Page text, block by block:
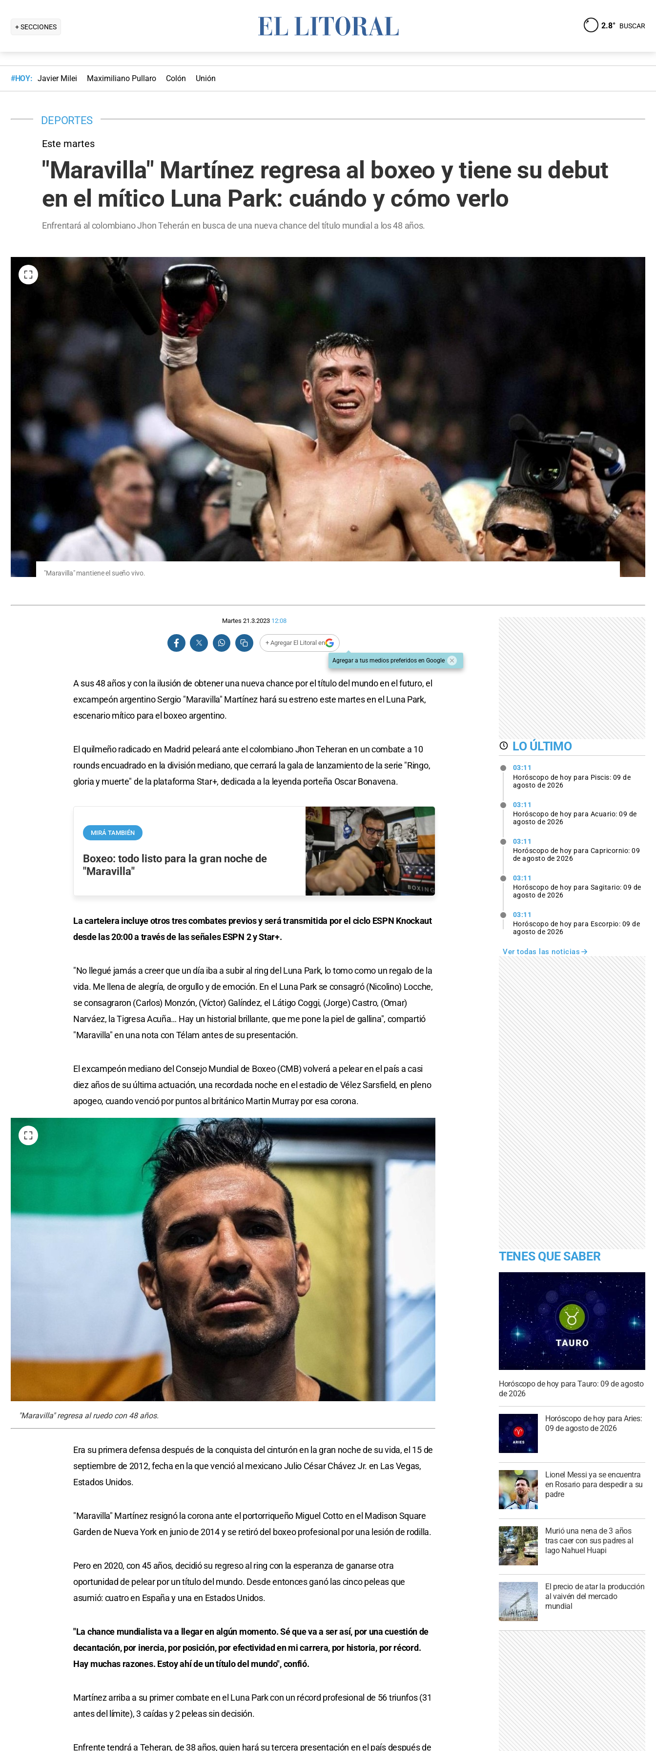
+ SECCIONES 2.8° BUSCAR
#HOY: Javier Milei Maximiliano Pullaro Colón Unión
DEPORTES
Este martes
"Maravilla" Martínez regresa al boxeo y tiene su debut
en el mítico Luna Park: cuándo y cómo verlo
Enfrentará al colombiano Jhon Teherán en busca de una nueva chance del título mundial a los 48 años.
"Maravilla" mantiene el sueño vivo.
Martes 21.3.2023 12:08
+ Agregar El Litoral en
Agregar a tus medios preferidos en Google
A sus 48 años y con la ilusión de obtener una nueva chance por el título del mundo en el futuro, el
excampeón argentino Sergio "Maravilla" Martínez hará su estreno este martes en el Luna Park,
escenario mítico para el boxeo argentino.
El quilmeño radicado en Madrid peleará ante el colombiano Jhon Teheran en un combate a 10
rounds encuadrado en la división mediano, que cerrará la gala de lanzamiento de la serie "Ringo,
gloria y muerte" de la plataforma Star+, dedicada a la leyenda porteña Oscar Bonavena.
MIRÁ TAMBIÉN
Boxeo: todo listo para la gran noche de
"Maravilla"
La cartelera incluye otros tres combates previos y será transmitida por el ciclo ESPN Knockaut
desde las 20:00 a través de las señales ESPN 2 y Star+.
"No llegué jamás a creer que un día iba a subir al ring del Luna Park, lo tomo como un regalo de la
vida. Me llena de alegría, de orgullo y de emoción. En el Luna Park se consagró (Nicolino) Locche,
se consagraron (Carlos) Monzón, (Víctor) Galíndez, el Látigo Coggi, (Jorge) Castro, (Omar)
Narváez, la Tigresa Acuña… Hay un historial brillante, que me pone la piel de gallina", compartió
"Maravilla" en una nota con Télam antes de su presentación.
El excampeón mediano del Consejo Mundial de Boxeo (CMB) volverá a pelear en el país a casi
diez años de su última actuación, una recordada noche en el estadio de Vélez Sarsfield, en pleno
apogeo, cuando venció por puntos al británico Martin Murray por esa corona.
"Maravilla" regresa al ruedo con 48 años.
Era su primera defensa después de la conquista del cinturón en la gran noche de su vida, el 15 de
septiembre de 2012, fecha en la que venció al mexicano Julio César Chávez Jr. en Las Vegas,
Estados Unidos.
"Maravilla" Martínez resignó la corona ante el portorriqueño Miguel Cotto en el Madison Square
Garden de Nueva York en junio de 2014 y se retiró del boxeo profesional por una lesión de rodilla.
Pero en 2020, con 45 años, decidió su regreso al ring con la esperanza de ganarse otra
oportunidad de pelear por un título del mundo. Desde entonces ganó las cinco peleas que
asumió: cuatro en España y una en Estados Unidos.
"La chance mundialista va a llegar en algún momento. Sé que va a ser así, por una cuestión de
decantación, por inercia, por posición, por efectividad en mi carrera, por historia, por récord.
Hay muchas razones. Estoy ahí de un título del mundo", confió.
Martínez arriba a su primer combate en el Luna Park con un récord profesional de 56 triunfos (31
antes del límite), 3 caídas y 2 peleas sin decisión.
Enfrente tendrá a Teheran, de 38 años, quien hará su tercera presentación en el país después de
LO ÚLTIMO
03:11
Horóscopo de hoy para Piscis: 09 de
agosto de 2026
03:11
Horóscopo de hoy para Acuario: 09 de
agosto de 2026
03:11
Horóscopo de hoy para Capricornio: 09
de agosto de 2026
03:11
Horóscopo de hoy para Sagitario: 09 de
agosto de 2026
03:11
Horóscopo de hoy para Escorpio: 09 de
agosto de 2026
Ver todas las noticias
TENES QUE SABER
Horóscopo de hoy para Tauro: 09 de agosto
de 2026
Horóscopo de hoy para Aries:
09 de agosto de 2026
Lionel Messi ya se encuentra
en Rosario para despedir a su
padre
Murió una nena de 3 años
tras caer con sus padres al
lago Nahuel Huapi
El precio de atar la producción
al vaivén del mercado
mundial